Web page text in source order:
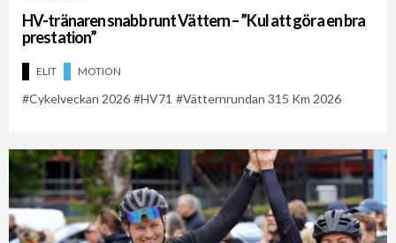
HV-tränaren snabb runt Vättern – ”Kul att göra en bra
prestation”
ELIT MOTION
Cykelveckan 2026 HV71 Vätternrundan 315 Km 2026